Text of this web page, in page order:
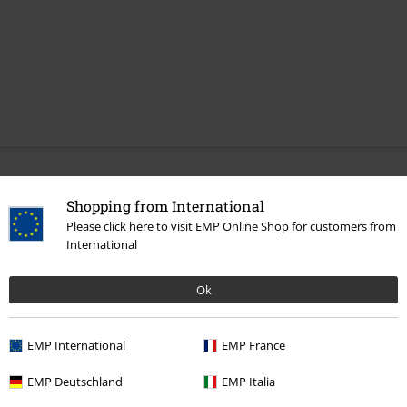
Shopping from International
Please click here to visit EMP Online Shop for customers from
International
Ok
EMP International EMP France
EMP Deutschland EMP Italia
Merch kapel Top Bands Trivium
Merch kapel Žánr Heavy Metal